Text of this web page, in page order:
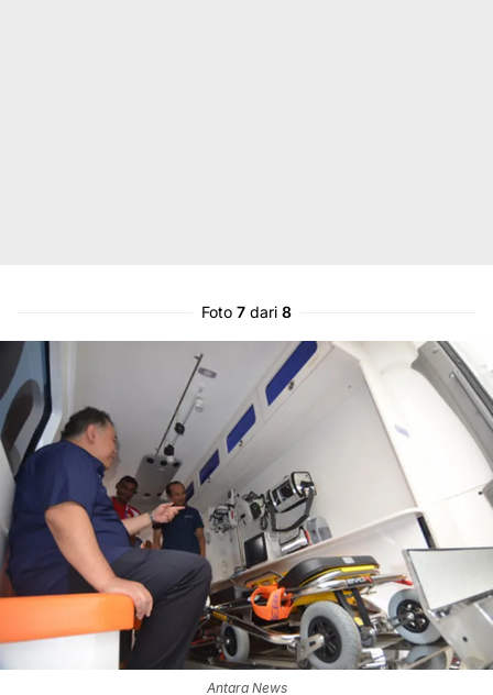
Foto 7 dari 8
Antara News